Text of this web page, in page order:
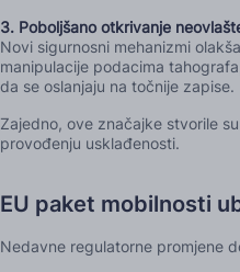
3. Poboljšano otkrivanje
Novi sigurnosni mehanizmi
manipulacije podacima
da se oslanjaju na točnije zapise.
Zajedno, ove značajke stvorile
provođenju usklađenosti.
EU paket mobilnosti
Nedavne regulatorne promjene